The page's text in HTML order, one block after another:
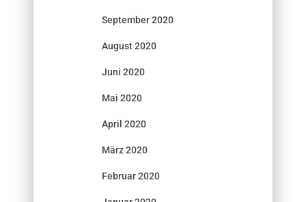
September 2020
August 2020
Juni 2020
Mai 2020
April 2020
März 2020
Februar 2020